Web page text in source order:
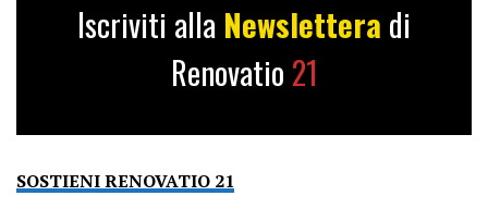
Iscriviti alla Newslettera di
Renovatio 21
SOSTIENI RENOVATIO 21